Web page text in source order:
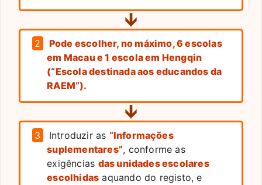
2
Pode escolher, no máximo, 6 escolas
em Macau e 1 escola em Hengqin
(“Escola destinada aos educandos da
RAEM”).
3 Introduzir as “Informações
suplementares”, conforme as
exigências das unidades escolares
escolhidas aquando do registo, e